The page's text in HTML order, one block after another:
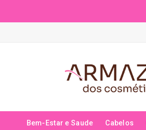
Bem-Estar e Saude Cabelos